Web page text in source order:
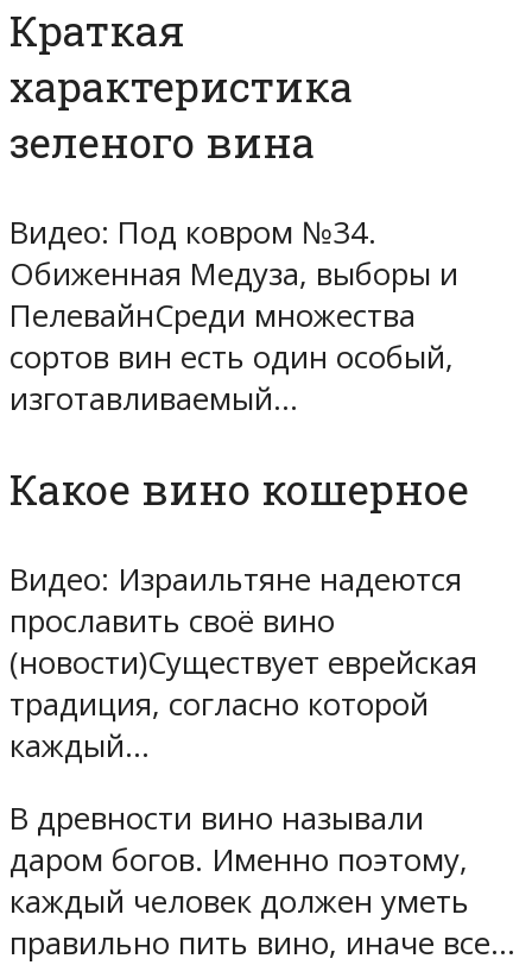
Краткая
характеристика
зеленого вина
Видео: Под ковром №34.
Обиженная Медуза, выборы и
ПелевайнСреди множества
сортов вин есть один особый,
изготавливаемый…
Какое вино кошерное
Видео: Израильтяне надеются
прославить своё вино
(новости)Существует еврейская
традиция, согласно которой
каждый…
В древности вино называли
даром богов. Именно поэтому,
каждый человек должен уметь
правильно пить вино, иначе все…